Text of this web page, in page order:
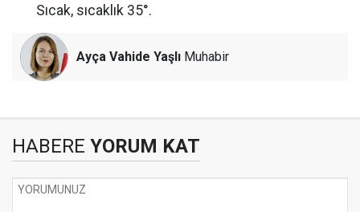
Sıcak, sıcaklık 35°.
Ayça Vahide Yaşlı Muhabir
HABERE YORUM KAT